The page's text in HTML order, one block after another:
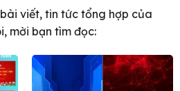
viết, tin tức tổng hợp của
mời bạn tìm đọc: